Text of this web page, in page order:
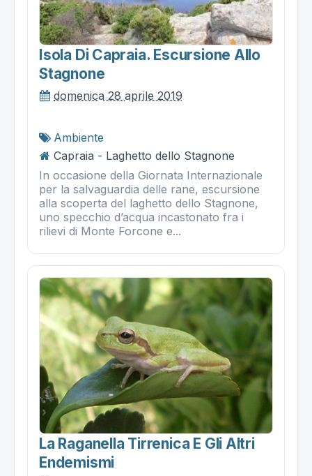
Isola Di Capraia. Escursione Allo
Stagnone
domenica 28 aprile 2019
Ambiente
Capraia - Laghetto dello Stagnone
In occasione della Giornata Internazionale
per la salvaguardia delle rane, escursione
alla scoperta del laghetto dello Stagnone,
uno specchio d’acqua incastonato fra i
rilievi di Monte Forcone e...
La Raganella Tirrenica E Gli Altri
Endemismi